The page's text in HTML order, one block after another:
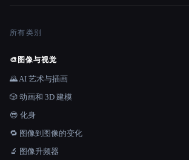
所有类别
🎨 图像与视觉
🌄 AI 艺术与插画
🎲 动画和 3D 建模
😎 化身
🔁 图像到图像的变化
🔬 图像升频器